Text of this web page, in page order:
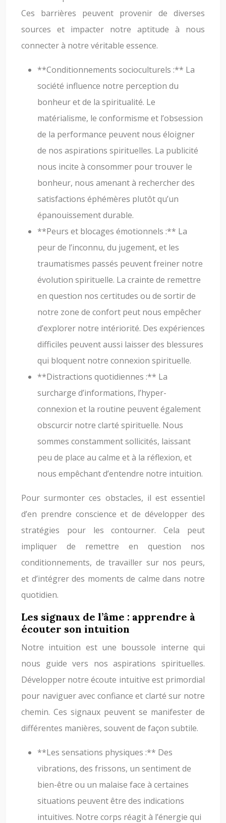
Ces barrières peuvent provenir de diverses
sources et impacter notre aptitude à nous
connecter à notre véritable essence.
**Conditionnements socioculturels :** La
société influence notre perception du
bonheur et de la spiritualité. Le
matérialisme, le conformisme et l’obsession
de la performance peuvent nous éloigner
de nos aspirations spirituelles. La publicité
nous incite à consommer pour trouver le
bonheur, nous amenant à rechercher des
satisfactions éphémères plutôt qu’un
épanouissement durable.
**Peurs et blocages émotionnels :** La
peur de l’inconnu, du jugement, et les
traumatismes passés peuvent freiner notre
évolution spirituelle. La crainte de remettre
en question nos certitudes ou de sortir de
notre zone de confort peut nous empêcher
d’explorer notre intériorité. Des expériences
difficiles peuvent aussi laisser des blessures
qui bloquent notre connexion spirituelle.
**Distractions quotidiennes :** La
surcharge d’informations, l’hyper-
connexion et la routine peuvent également
obscurcir notre clarté spirituelle. Nous
sommes constamment sollicités, laissant
peu de place au calme et à la réflexion, et
nous empêchant d’entendre notre intuition.
Pour surmonter ces obstacles, il est essentiel
d’en prendre conscience et de développer des
stratégies pour les contourner. Cela peut
impliquer de remettre en question nos
conditionnements, de travailler sur nos peurs,
et d’intégrer des moments de calme dans notre
quotidien.
Les signaux de l’âme : apprendre à
écouter son intuition
Notre intuition est une boussole interne qui
nous guide vers nos aspirations spirituelles.
Développer notre écoute intuitive est primordial
pour naviguer avec confiance et clarté sur notre
chemin. Ces signaux peuvent se manifester de
différentes manières, souvent de façon subtile.
**Les sensations physiques :** Des
vibrations, des frissons, un sentiment de
bien-être ou un malaise face à certaines
situations peuvent être des indications
intuitives. Notre corps réagit à l’énergie qui